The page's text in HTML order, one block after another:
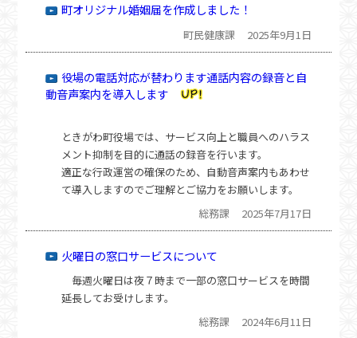
町オリジナル婚姻届を作成しました！
町民健康課 2025年9月1日
役場の電話対応が替わります通話内容の録音と自
動音声案内を導入します
ときがわ町役場では、サービス向上と職員へのハラス
メント抑制を目的に通話の録音を行います。
適正な行政運営の確保のため、自動音声案内もあわせ
て導入しますのでご理解とご協力をお願いします。
総務課
2025年7月17日
火曜日の窓口サービスについて
毎週火曜日は夜７時まで一部の窓口サービスを時間
延長してお受けします。
総務課
2024年6月11日